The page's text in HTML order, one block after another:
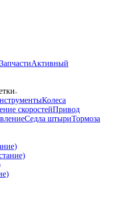
ЗапчастиАктивный
Колеса
скоростейПривод
Седла штыриТормоза